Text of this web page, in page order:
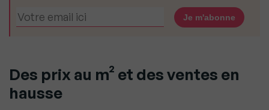
Des prix au m² et des ventes en
hausse